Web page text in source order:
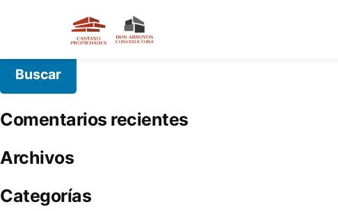
Comentarios recientes
Archivos
Categorías